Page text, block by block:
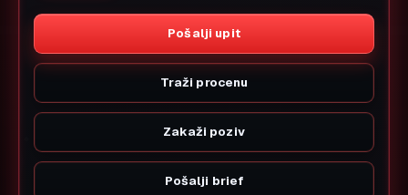
Pošalji upit
Traži procenu
Zakaži poziv
Pošalji brief